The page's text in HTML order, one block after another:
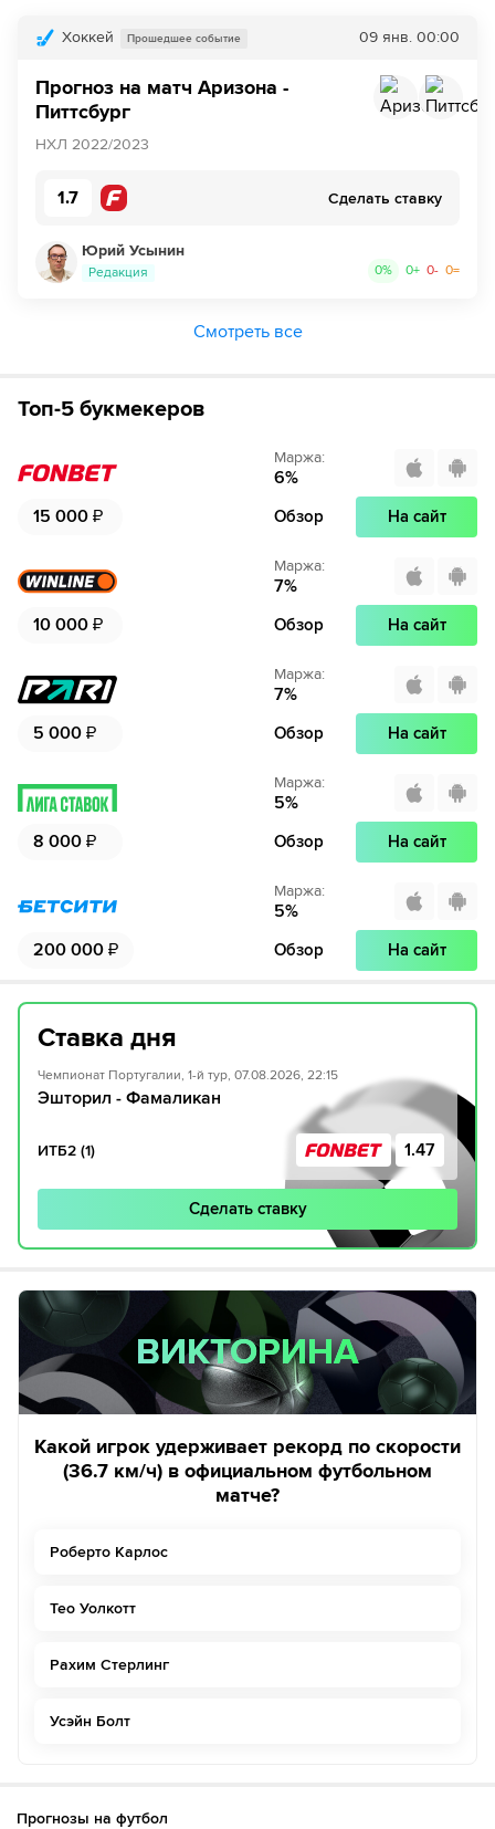
Хоккей Прошедшее событие 09 янв. 00:00
Прогноз на матч Аризона -
Питтсбург
НХЛ 2022/2023
1.7 Сделать ставку
Юрий Усынин
Редакция 0% 0+ 0- 0=
Смотреть все
Топ-5 букмекеров
15 000 ₽
Маржа:
6%
Обзор На сайт
10 000 ₽
Маржа:
7%
Обзор На сайт
5 000 ₽
Маржа:
7%
Обзор На сайт
8 000 ₽
Маржа:
5%
Обзор На сайт
200 000 ₽
Маржа:
5%
Обзор На сайт
Ставка дня
Чемпионат Португалии, 1-й тур, 07.08.2026, 22:15
Эшторил - Фамаликан
ИТБ2 (1) 1.47
Сделать ставку
ВИКТОРИНА
ВИКТОРИНА
Какой игрок удерживает рекорд по скорости
(36.7 км/ч) в официальном футбольном
матче?
Роберто Карлос
Тео Уолкотт
Рахим Стерлинг
Усэйн Болт
Прогнозы на футбол